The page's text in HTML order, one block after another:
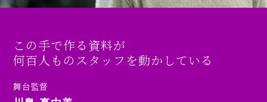
この手で作る資料が
何百人ものスタッフを動かしている
舞台監督